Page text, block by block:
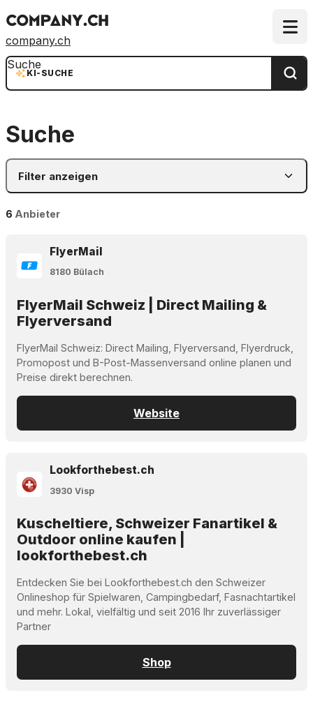
company.ch
KI-SUCHE
Suche
Suche
Filter anzeigen
6 Anbieter
FlyerMail
8180 Bülach
FlyerMail Schweiz | Direct Mailing &
Flyerversand
FlyerMail Schweiz: Direct Mailing, Flyerversand, Flyerdruck,
Promopost und B-Post-Massenversand online planen und
Preise direkt berechnen.
Website
Lookforthebest.ch
3930 Visp
Kuscheltiere, Schweizer Fanartikel &
Outdoor online kaufen |
lookforthebest.ch
Entdecken Sie bei Lookforthebest.ch den Schweizer
Onlineshop für Spielwaren, Campingbedarf, Fasnachtartikel
und mehr. Lokal, vielfältig und seit 2016 Ihr zuverlässiger
Partner
Shop